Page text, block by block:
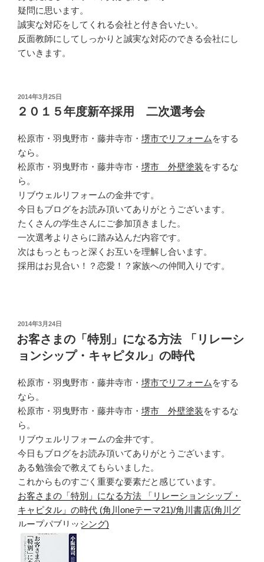
疑問に思います。
誠実な対応をしてくれる会社と付き合いたい。
反面教師にしてしっかりと誠実な対応のできる会社にし
ていきます。
投
稿
日:
2014年3月25日
２０１５年度新卒採用 二次選考会
松原市・羽曳野市・藤井寺市・ 堺市でリフォーム をする
なら。
松原市・羽曳野市・藤井寺市・ 堺市 外壁塗装をするな
ら。
リブウェルリフォームの金井です。
今日もブログをお読み頂いてありがとうございます。
たくさんの学生さんにご参加頂きました。
一次選考よりさらに踏み込んだ内容です。
次はもっともっと深くお互いを理解し合います。
採用はお見合い！？恋愛！？家族への仲間入りです。
投
稿
日:
2014年3月24日
お客さまの「特別」になる方法 「リレーシ
ョンシップ・キャピタル」の時代
松原市・羽曳野市・藤井寺市・ 堺市でリフォーム をする
なら。
松原市・羽曳野市・藤井寺市・ 堺市 外壁塗装をするな
ら。
リブウェルリフォームの金井です。
今日もブログをお読み頂いてありがとうございます。
ある勉強会で教えてもらいました。
これからものすごく重要な要素だと感じています。
お客さまの「特別」になる方法 「リレーションシップ・
キャピタル」の時代 (角川oneテーマ21)/角川書店(角川グ
ループパブリッシング)